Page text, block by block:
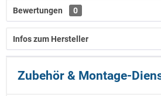
Bewertungen 0
Infos zum Hersteller
Zubehör & Montage-